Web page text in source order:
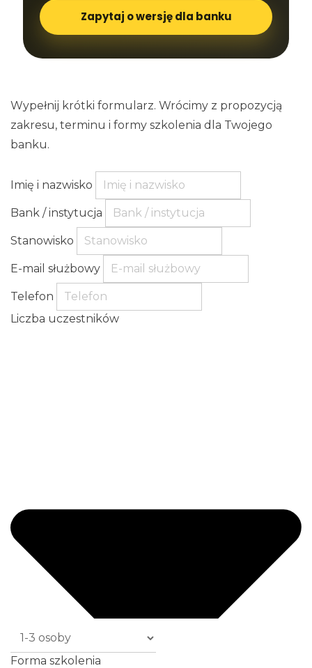
Zapytaj o wersję dla banku
Wypełnij krótki formularz. Wrócimy z propozycją
zakresu, terminu i formy szkolenia dla Twojego
banku.
Imię i nazwisko
Bank / instytucja
Stanowisko
E-mail służbowy
Telefon
Liczba uczestników
Forma szkolenia